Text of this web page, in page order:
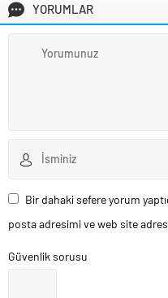
YORUMLAR
Bir dahaki sefere yorum
posta adresimi ve web site
Güvenlik sorusu